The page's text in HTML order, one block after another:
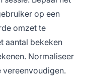
op een
omzet te
aantal bekeken
Normaliseer
vereenvoudigen.